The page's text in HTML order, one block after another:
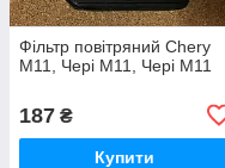
Фільтр повітряний Chery
M11, Чері М11, Чері М11
187 ₴
Купити